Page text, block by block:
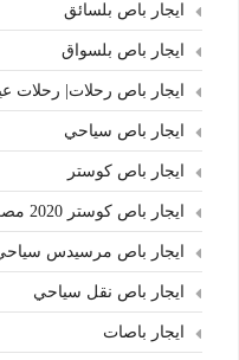
ايجار باص بلسائق
ايجار باص بلسواق
ايجار باص رحلات| رحلات
ايجار باص سياحي
ايجار باص كوستر
ايجار باص كوستر 2020 مصر
ايجار باص مرسيدس
ايجار باص نقل سياحي
ايجار باصات